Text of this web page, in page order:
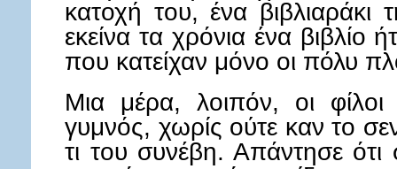
κατοχή του, ένα βιβλιαράκι
εκείνα τα χρόνια ένα βιβλίο
που κατείχαν μόνο οι πόλυ
Μια μέρα, λοιπόν, οι
γυμνός, χωρίς ούτε καν το
τι του συνέβη. Απάντησε